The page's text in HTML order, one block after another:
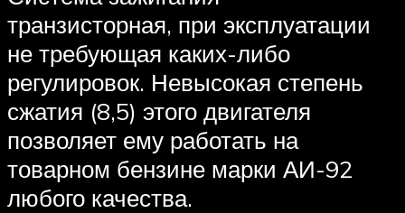
транзисторная, при эксплуатации
не требующая каких-либо
регулировок. Невысокая степень
сжатия (8,5) этого двигателя
позволяет ему работать на
товарном бензине марки АИ-92
любого качества.